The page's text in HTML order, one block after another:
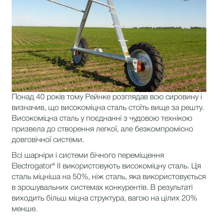
Понад 40 років тому Рейнке розглядав всю сировину і
визначив, що високоміцна сталь стоїть вище за решту.
Високоміцна сталь у поєднанні з чудовою технікою
призвела до створення легкої, але безкомпромісно
довговічної системи.
Всі шарніри і системи бічного переміщення
Electrogator® II використовують високоміцну сталь. Ця
сталь міцніша на 50%, ніж сталь, яка використовується
в зрошувальних системах конкурентів. В результаті
виходить більш міцна структура, вагою на цілих 20%
менше.